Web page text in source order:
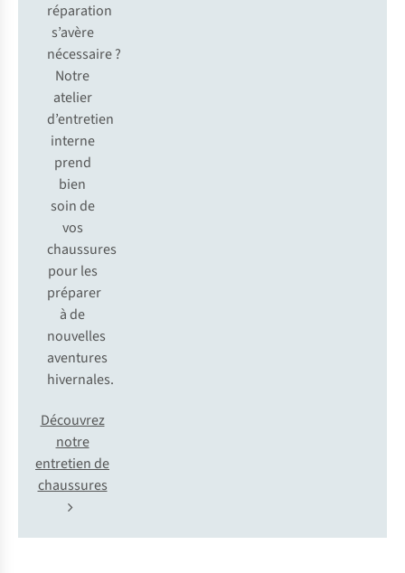
réparation
s’avère
nécessaire ?
Notre
atelier
d’entretien
interne
prend
bien
soin de
vos
chaussures
pour les
préparer
à de
nouvelles
aventures
hivernales.
Découvrez
notre
entretien de
chaussures